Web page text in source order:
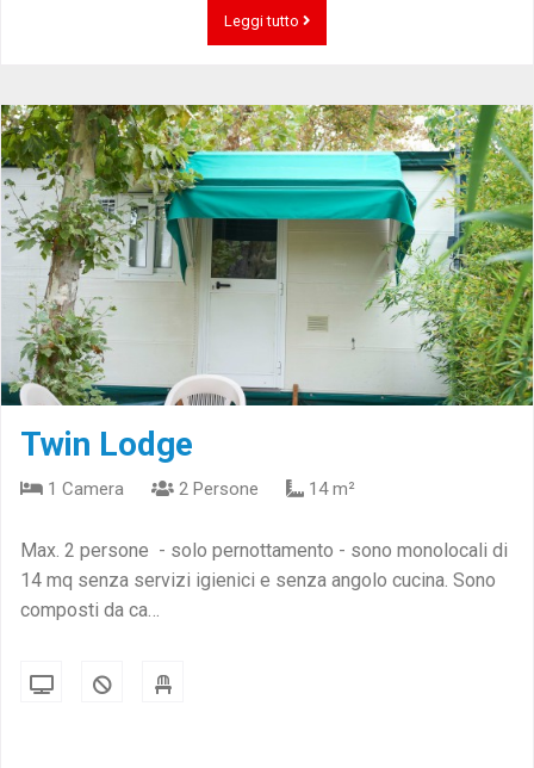
Leggi tutto
Twin Lodge
1 Camera 2 Persone 14 m²
Max. 2 persone - solo pernottamento - sono monolocali di
14 mq senza servizi igienici e senza angolo cucina. Sono
composti da ca…